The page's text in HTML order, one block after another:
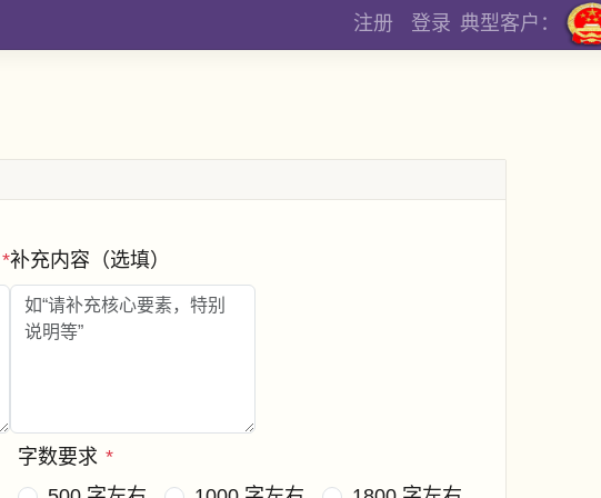
注册 登录 典型客户：
*补充内容（选填）
字数要求 *